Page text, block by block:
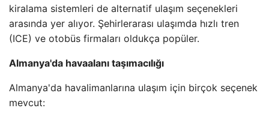
kiralama sistemleri de alternatif ulaşım seçenekleri
arasında yer alıyor. Şehirlerarası ulaşımda hızlı tren
(ICE) ve otobüs firmaları oldukça popüler.
Almanya'da havaalanı taşımacılığı
Almanya'da havalimanlarına ulaşım için birçok seçenek
mevcut: